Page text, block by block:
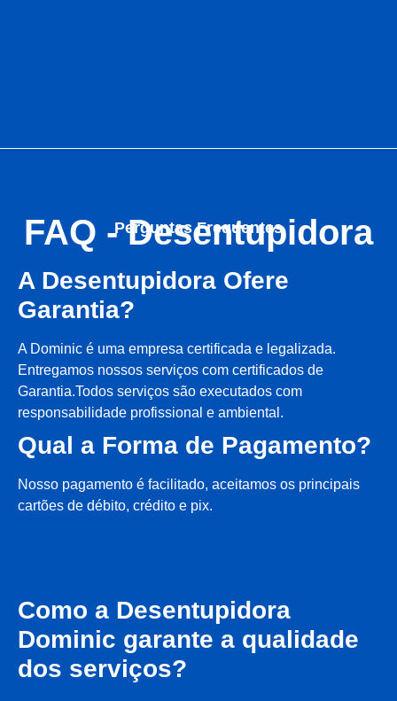
Perguntas Frequentes
FAQ - Desentupidora
A Desentupidora Ofere
Garantia?
A Dominic é uma empresa certificada e legalizada.
Entregamos nossos serviços com certificados de
Garantia.Todos serviços são executados com
responsabilidade profissional e ambiental.
Qual a Forma de Pagamento?
Nosso pagamento é facilitado, aceitamos os principais
cartões de débito, crédito e pix.
Como a Desentupidora
Dominic garante a qualidade
dos serviços?